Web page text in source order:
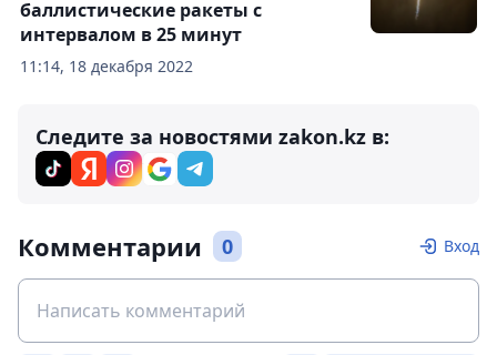
11:14, 18 декабря 2022
баллистические ракеты с
интервалом в 25 минут
Следите за новостями zakon.kz в:
Комментарии 0 Вход